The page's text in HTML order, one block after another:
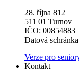
28. října 812
511 01 Turnov
IČO: 00854883
Datová
Verze pro
Kontakt